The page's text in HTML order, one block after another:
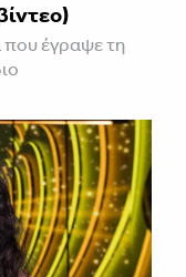
που έγραψε τη